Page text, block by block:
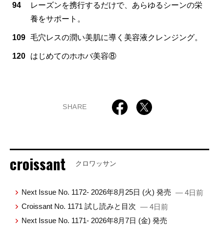
94
レーズンを携行するだけで、あらゆるシーンの栄
養をサポート。
109 毛穴レスの潤い美肌に導く美容液クレンジング。
120 はじめてのホホバ美容⑧
SHARE
croissant クロワッサン
Next Issue No. 1172- 2026年8月25日 (火) 発売 — 4日前
Croissant No. 1171 試し読みと目次 — 4日前
Next Issue No. 1171- 2026年8月7日 (金) 発売